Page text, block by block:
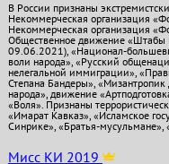
В России признаны
Некоммерческая организация
Некоммерческая организация
Общественное движение «Штабы
09.06.2021), «Национал-
воли народа», «Русский
нелегальной иммиграции»,
Степана Бандеры»,
народа», движение
«Воля». Признаны
«Имарат Кавказ», «Исламское
Синрике», «Братья-мусульмане»,
Мисс КИ 2019